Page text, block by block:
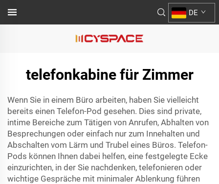
DE
telefonkabine für Zimmer
Wenn Sie in einem Büro arbeiten, haben Sie vielleicht
bereits einen Telefon-Pod gesehen. Dies sind private,
intime Bereiche zum Tätigen von Anrufen, Abhalten von
Besprechungen oder einfach nur zum Innehalten und
Abschalten vom Lärm und Trubel eines Büros. Telefon-
Pods können Ihnen dabei helfen, eine festgelegte Ecke
einzurichten, in der Sie nachdenken, telefonieren oder
wichtige Gespräche mit minimaler Ablenkung führen